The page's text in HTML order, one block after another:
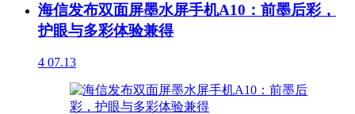
海信发布双面屏墨水屏手机A10：前墨后彩，
护眼与多彩体验兼得
4 07.13